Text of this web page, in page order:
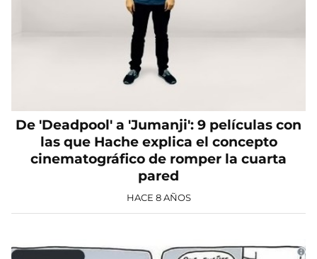
De 'Deadpool' a 'Jumanji': 9 películas con
las que Hache explica el concepto
cinematográfico de romper la cuarta
pared
HACE 8 AÑOS